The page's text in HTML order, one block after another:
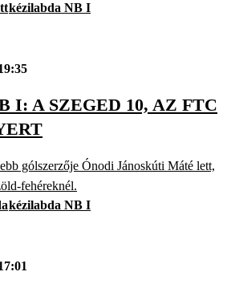
kézilabda NB I
I: A SZEGED 10, AZ FTC
gólszerzője Ónodi Jánoskúti Máté lett,
fehéreknél.
kézilabda NB I